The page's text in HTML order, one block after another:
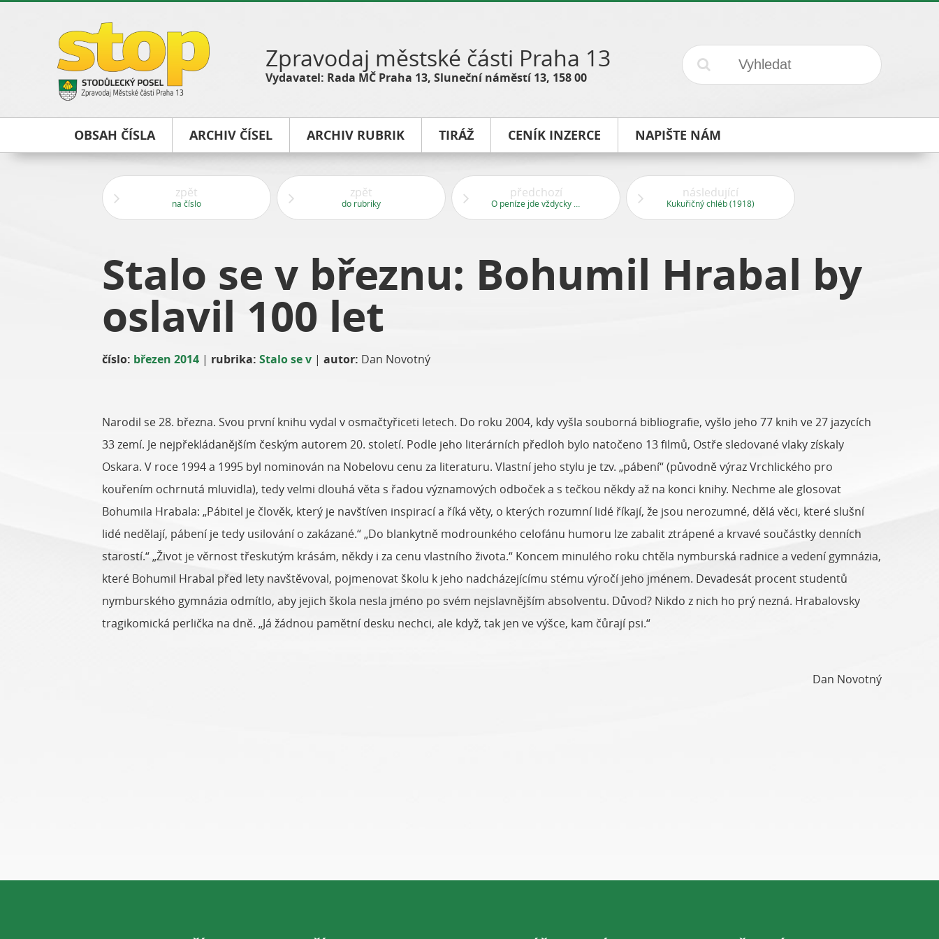
Zpravodaj městské části Praha 13
Vydavatel: Rada MČ Praha 13, Sluneční náměstí 13, 158 00
OBSAH ČÍSLA ARCHIV ČÍSEL ARCHIV RUBRIK TIRÁŽ CENÍK INZERCE NAPIŠTE NÁM
zpět
na číslo
zpět
do rubriky
předchozí následující
Kukuřičný chléb (1918)
Stalo se v březnu: Bohumil Hrabal by
oslavil 100 let
číslo: březen 2014 | rubrika: Stalo se v | autor: Dan Novotný
Narodil se 28. března. Svou první knihu vydal v osmačtyřiceti letech. Do roku 2004, kdy vyšla souborná bibliografie, vyšlo jeho 77 knih ve 27 jazycích
33 zemí. Je nejpřekládanějším českým autorem 20. století. Podle jeho literárních předloh bylo natočeno 13 filmů, Ostře sledované vlaky získaly
Oskara. V roce 1994 a 1995 byl nominován na Nobelovu cenu za literaturu. Vlastní jeho stylu je tzv. „pábení“ (původně výraz Vrchlického pro
kouřením ochrnutá mluvidla), tedy velmi dlouhá věta s řadou významových odboček a s tečkou někdy až na konci knihy. Nechme ale glosovat
Bohumila Hrabala: „Pábitel je člověk, který je navštíven inspirací a říká věty, o kterých rozumní lidé říkají, že jsou nerozumné, dělá věci, které slušní
lidé nedělají, pábení je tedy usilování o zakázané.“ „Do blankytně modrounkého celofánu humoru lze zabalit ztrápené a krvavé součástky denních
starostí.“ „Život je věrnost třeskutým krásám, někdy i za cenu vlastního života.“ Koncem minulého roku chtěla nymburská radnice a vedení gymnázia,
které Bohumil Hrabal před lety navštěvoval, pojmenovat školu k jeho nadcházejícímu stému výročí jeho jménem. Devadesát procent studentů
nymburského gymnázia odmítlo, aby jejich škola nesla jméno po svém nejslavnějším absolventu. Důvod? Nikdo z nich ho prý nezná. Hrabalovsky
tragikomická perlička na dně. „Já žádnou pamětní desku nechci, ale když, tak jen ve výšce, kam čůrají psi.“
Dan Novotný